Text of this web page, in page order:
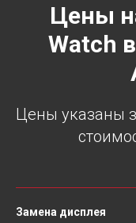
Цены
Watch в
Цены указаны
Замена дисплея